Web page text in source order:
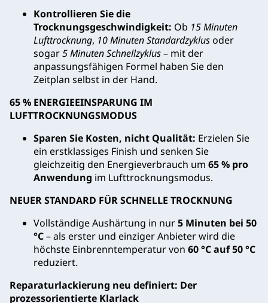
Kontrollieren Sie die
Trocknungsgeschwindigkeit: Ob 15 Minuten
Lufttrocknung, 10 Minuten Standardzyklusoder
sogar5 Minuten Schnellzyklus– mit der
anpassungsfähigen Formel haben Sie den
Zeitplan selbst in der Hand.
65 % ENERGIEEINSPARUNG IM
LUFTTROCKNUNGSMODUS
Sparen Sie Kosten, nicht Qualität: Erzielen Sie
ein erstklassiges Finish und senken Sie
gleichzeitig den Energieverbrauch um 65 % pro
Anwendung im Lufttrocknungsmodus.
NEUER STANDARD FÜR SCHNELLE TROCKNUNG
Vollständige Aushärtung in nur5 Minuten bei 50
°C– als erster und einziger Anbieter wird die
höchste Einbrenntemperatur von 60 °C auf 50 °C
reduziert.
Reparaturlackierung neu definiert: Der
prozessorientierte Klarlack